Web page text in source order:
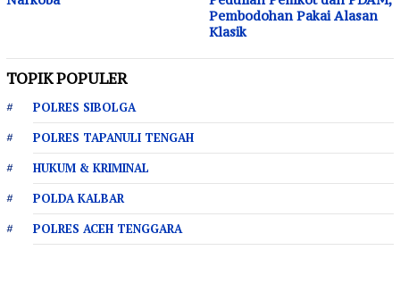
Pembodohan Pakai Alasan
Klasik
TOPIK POPULER
POLRES SIBOLGA
POLRES TAPANULI TENGAH
HUKUM & KRIMINAL
POLDA KALBAR
POLRES ACEH TENGGARA